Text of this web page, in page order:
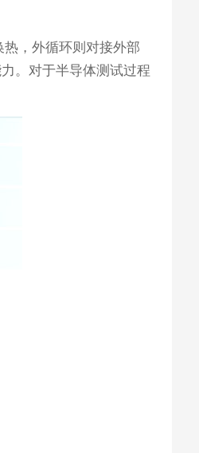
，外循环则对接外部
。对于半导体测试过程